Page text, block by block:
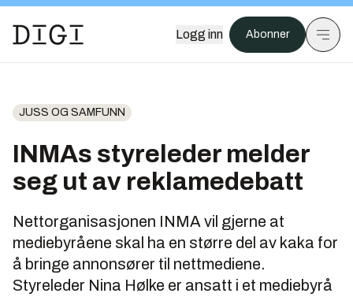
Logg inn Abonner
JUSS OG SAMFUNN
INMAs styreleder melder
seg ut av reklamedebatt
Nettorganisasjonen INMA vil gjerne at
mediebyråene skal ha en større del av kaka for
å bringe annonsører til nettmediene.
Styreleder Nina Hølke er ansatt i et mediebyrå